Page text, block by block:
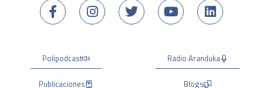
Polipodcast
Publicaciones
Radio Aranduka
Blogs